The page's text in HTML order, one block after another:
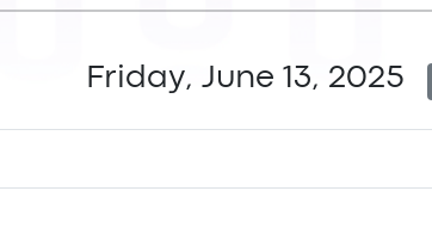
Friday, June 13, 2025